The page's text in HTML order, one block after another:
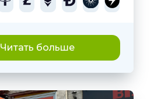
Читать больше